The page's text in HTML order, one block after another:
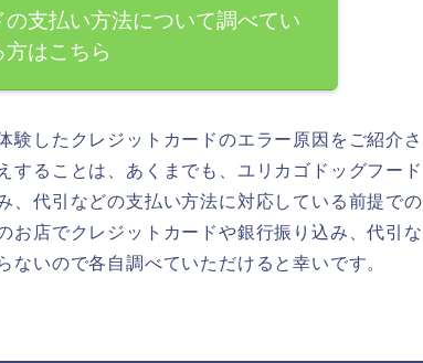
支払い方法について調べてい
方はこちら
験したクレジットカードのエラー原因をご紹介さ
することは、あくまでも、ユリカゴドッグフード
、代引などの支払い方法に対応している前提での
お店でクレジットカードや銀行振り込み、代引な
いので各自調べていただけると幸いです。